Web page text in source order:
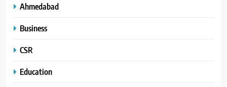
Ahmedabad
Business
CSR
Education